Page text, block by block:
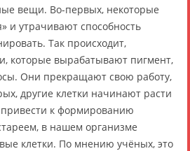
вещи. Во-первых, некоторые
и утрачивают способность
Так происходит,
которые вырабатывают пигмент,
Они прекращают свою работу,
другие клетки начинают расти
к формированию
в нашем организме
клетки. По мнению учёных, это